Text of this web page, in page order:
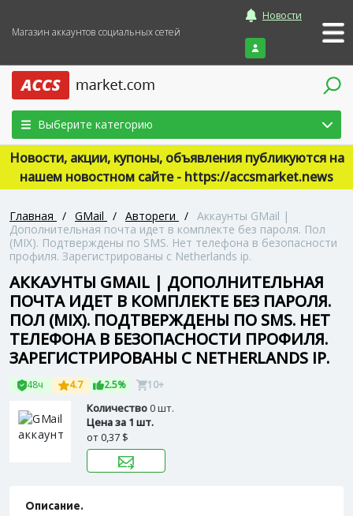
Магазин аккаунтов социальных сетей
Новости
Войти
Выберите категорию
Новости, акции, купоны, объявления публикуются на
нашем новостном сайте - https://accsmarket.news
Главная / GMail / Автореги / Аккаунты GMail |
Дополнительная почта идет в комплекте без пароля. Пол
(MIX). Подтверждены по SMS. Нет телефона в безопасности
профиля. Зарегистрированы с Netherlands ip.
АККАУНТЫ GMAIL | ДОПОЛНИТЕЛЬНАЯ
ПОЧТА ИДЕТ В КОМПЛЕКТЕ БЕЗ ПАРОЛЯ.
ПОЛ (MIX). ПОДТВЕРЖДЕНЫ ПО SMS. НЕТ
ТЕЛЕФОНА В БЕЗОПАСНОСТИ ПРОФИЛЯ.
ЗАРЕГИСТРИРОВАНЫ С NETHERLANDS IP.
48ч 4.7 2.5% 10+
Количество0 шт.
Цена за 1 шт.
от0,37 $
Описание.